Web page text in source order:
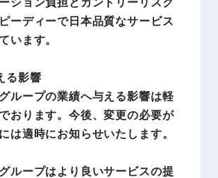
ーディーで日本品質なサービス
います。
る影響
ループの業績へ与える影響は軽
おります。今後、変更の必要が
は適時にお知らせいたします。
ループはより良いサービスの提